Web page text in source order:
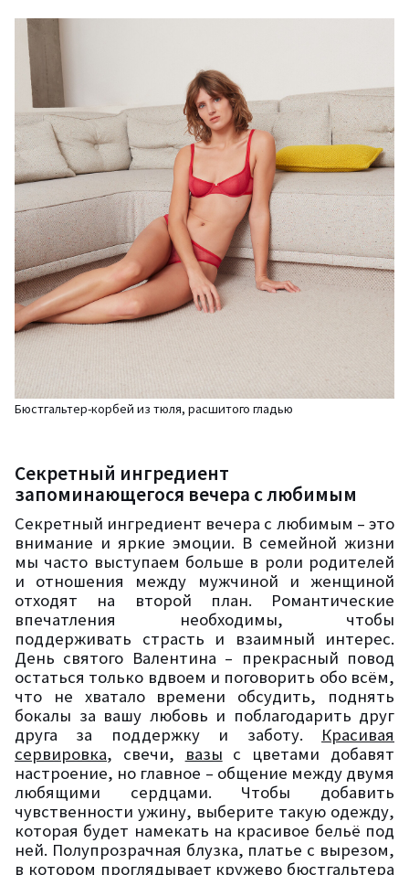
Бюстгальтер-корбей из тюля, расшитого гладью
Секретный ингредиент
запоминающегося вечера с любимым
Секретный ингредиент вечера с любимым – это
внимание и яркие эмоции. В семейной жизни
мы часто выступаем больше в роли родителей
и отношения между мужчиной и женщиной
отходят на второй план. Романтические
впечатления необходимы, чтобы
поддерживать страсть и взаимный интерес.
День святого Валентина – прекрасный повод
остаться только вдвоем и поговорить обо всём,
что не хватало времени обсудить, поднять
бокалы за вашу любовь и поблагодарить друг
друга за поддержку и заботу. Красивая
сервировка, свечи, вазы с цветами добавят
настроение, но главное – общение между двумя
любящими сердцами. Чтобы добавить
чувственности ужину, выберите такую одежду,
которая будет намекать на красивое бельё под
ней. Полупрозрачная блузка, платье с вырезом,
в котором проглядывает кружево бюстгальтера